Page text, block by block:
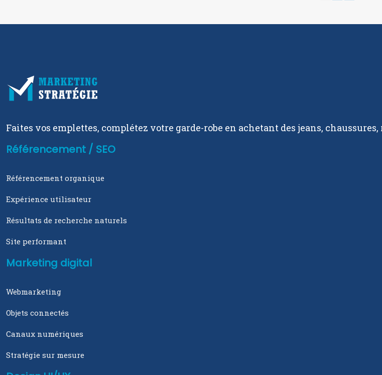
Faites vos emplettes, complétez votre garde-robe en achetant des jeans,
Référencement / SEO
Référencement organique
Expérience utilisateur
Résultats de recherche naturels
Site performant
Marketing digital
Webmarketing
Objets connectés
Canaux numériques
Stratégie sur mesure